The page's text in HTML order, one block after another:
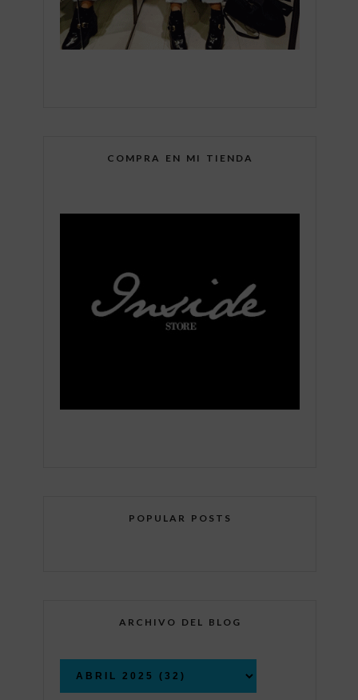
COMPRA EN MI TIENDA
POPULAR POSTS
ARCHIVO DEL BLOG